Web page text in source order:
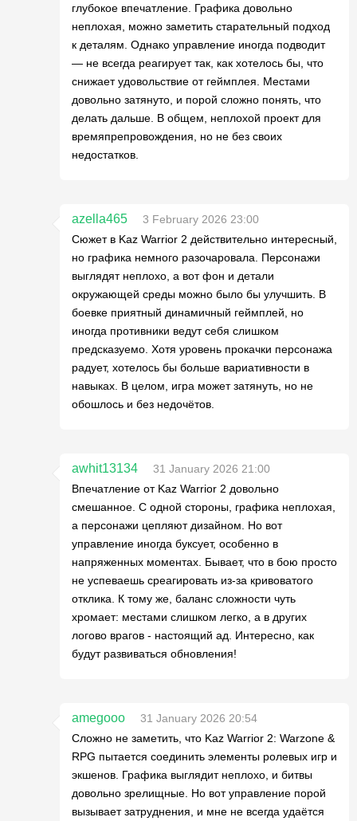
глубокое впечатление. Графика довольно
неплохая, можно заметить старательный подход
к деталям. Однако управление иногда подводит
— не всегда реагирует так, как хотелось бы, что
снижает удовольствие от геймплея. Местами
довольно затянуто, и порой сложно понять, что
делать дальше. В общем, неплохой проект для
времяпрепровождения, но не без своих
недостатков.
azella465
3 February 2026 23:00
Сюжет в Kaz Warrior 2 действительно интересный,
но графика немного разочаровала. Персонажи
выглядят неплохо, а вот фон и детали
окружающей среды можно было бы улучшить. В
боевке приятный динамичный геймплей, но
иногда противники ведут себя слишком
предсказуемо. Хотя уровень прокачки персонажа
радует, хотелось бы больше вариативности в
навыках. В целом, игра может затянуть, но не
обошлось и без недочётов.
awhit13134
31 January 2026 21:00
Впечатление от Kaz Warrior 2 довольно
смешанное. С одной стороны, графика неплохая,
а персонажи цепляют дизайном. Но вот
управление иногда буксует, особенно в
напряженных моментах. Бывает, что в бою просто
не успеваешь среагировать из-за кривоватого
отклика. К тому же, баланс сложности чуть
хромает: местами слишком легко, а в других
логово врагов - настоящий ад. Интересно, как
будут развиваться обновления!
amegooo
31 January 2026 20:54
Сложно не заметить, что Kaz Warrior 2: Warzone &
RPG пытается соединить элементы ролевых игр и
экшенов. Графика выглядит неплохо, и битвы
довольно зрелищные. Но вот управление порой
вызывает затруднения, и мне не всегда удаётся